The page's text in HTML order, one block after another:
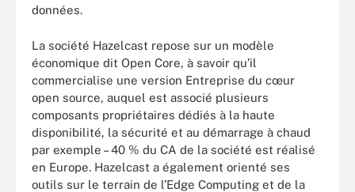
données.
La société Hazelcast repose sur un modèle
économique dit Open Core, à savoir qu’il
commercialise une version Entreprise du cœur
open source, auquel est associé plusieurs
composants propriétaires dédiés à la haute
disponibilité, la sécurité et au démarrage à chaud
par exemple – 40 % du CA de la société est réalisé
en Europe. Hazelcast a également orienté ses
outils sur le terrain de l’Edge Computing et de la